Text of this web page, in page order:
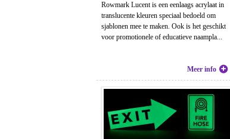
Rowmark Lucent is een eenlaags acrylaat in
translucente kleuren speciaal bedoeld om
sjablonen mee te maken. Ook is het geschikt
voor promotionele of educatieve naampla...
Meer info